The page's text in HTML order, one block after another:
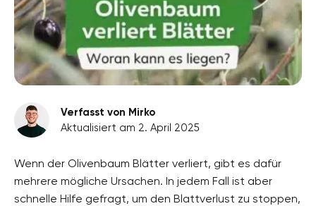
Verfasst von Mirko
Aktualisiert am 2. April 2025
Wenn der Olivenbaum Blätter verliert, gibt es dafür
mehrere mögliche Ursachen. In jedem Fall ist aber
schnelle Hilfe gefragt, um den Blattverlust zu stoppen,